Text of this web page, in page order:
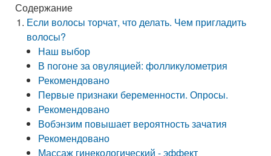
Содержание
Если волосы торчат, что делать. Чем пригладить
волосы?
Наш выбор
В погоне за овуляцией: фолликулометрия
Рекомендовано
Первые признаки беременности. Опросы.
Рекомендовано
Вобэнзим повышает вероятность зачатия
Рекомендовано
Массаж гинекологический - эффект